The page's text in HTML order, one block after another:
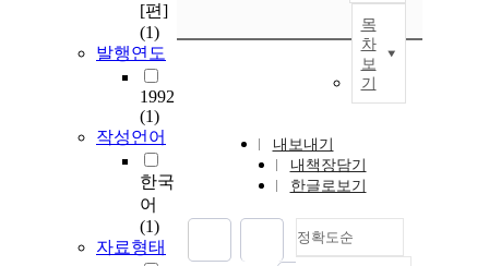
[편]
(1)
발행연도
1992
(1)
작성언어
한국
어
(1)
자료형태
목
차
보
기
내보내기
내책장담기
한글로보기
정확도순